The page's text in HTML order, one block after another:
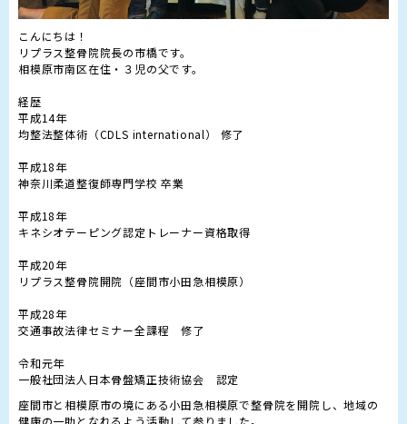
こんにちは！
リプラス整骨院院長の市橋です。
相模原市南区在住・３児の父です。
経歴
平成14年
均整法整体術（CDLS international） 修了
平成18年
神奈川柔道整復師専門学校 卒業
平成18年
キネシオテーピング認定トレーナー資格取得
平成20年
リプラス整骨院開院（座間市小田急相模原）
平成28年
交通事故法律セミナー全課程　修了
令和元年
一般社団法人日本骨盤矯正技術協会　認定
座間市と相模原市の境にある小田急相模原で整骨院を開院し、地域の
健康の一助となれるよう活動して参りました。